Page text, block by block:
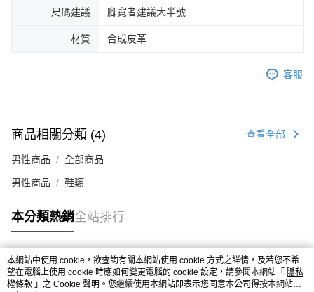
請求用戶進行身份認證。
恩沛科技股份有限公司將有權停止該用戶之使用額度並採取法律行動。
尺碼建議 腳寬者建議大半號
材質 合成皮革
客服
商品相關分類 (4) 查看全部
男性商品 全部商品
男性商品 鞋類
本分類熱銷全站排行
熱門標籤
本網站中使用 cookie，欲查詢有關本網站使用 cookie 方式之詳情，及若您不希
望在電腦上使用 cookie 時應如何變更電腦的 cookie 設定，請參閱本網站「 隱私
權條款 」之 Cookie 聲明。您繼續使用本網站即表示您同意本公司得按本網站使